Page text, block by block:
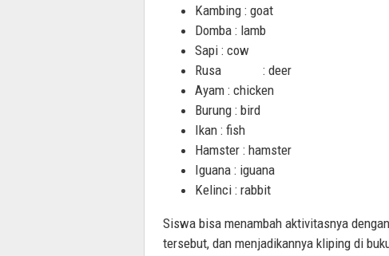
Kambing : goat
Domba : lamb
Sapi : cow
Rusa : deer
Ayam : chicken
Burung : bird
Ikan : fish
Hamster : hamster
Iguana : iguana
Kelinci : rabbit
Siswa bisa menambah aktivitasnya
tersebut, dan menjadikannya kliping di